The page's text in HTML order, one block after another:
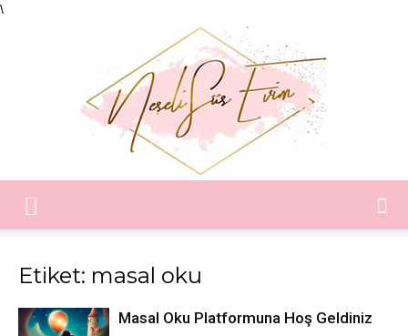
\
Etiket: masal oku
Masal Oku Platformuna Hoş Geldiniz